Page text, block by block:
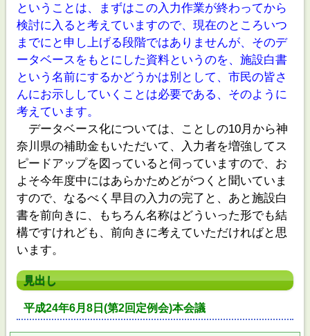
ということは、まずはこの入力作業が終わってから
検討に入ると考えていますので、現在のところいつ
までにと申し上げる段階ではありませんが、そのデ
ータベースをもとにした資料というのを、施設白書
という名前にするかどうかは別として、市民の皆さ
んにお示ししていくことは必要である、そのように
考えています。
データベース化については、ことしの10月から神
奈川県の補助金もいただいて、入力者を増強してス
ピードアップを図っていると伺っていますので、お
よそ今年度中にはあらかためどがつくと聞いていま
すので、なるべく早目の入力の完了と、あと施設白
書を前向きに、もちろん名称はどういった形でも結
構ですけれども、前向きに考えていただければと思
います。
見出し
平成24年6月8日(第2回定例会)本会議